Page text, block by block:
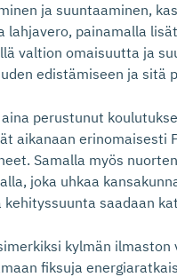
ja suuntaaminen,
lahjavero, painamalla
valtion omaisuutta ja
edistämiseen ja sitä
perustunut
aikanaan erinomaisesti
Samalla myös
joka uhkaa
saadaan
kylmän
fiksuja